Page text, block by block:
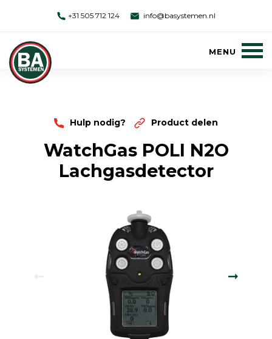
+31 505 712 124 info@basystemen.nl
Hulp nodig? Product delen
WatchGas POLI N2O
Lachgasdetector